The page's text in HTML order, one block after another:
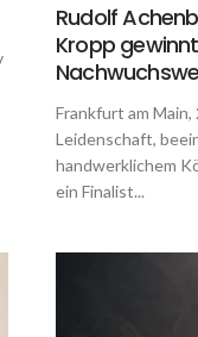
Rudolf
Kropp
Frankfurt am
Leidenschaft,
handwerklichem
ein Finalist...